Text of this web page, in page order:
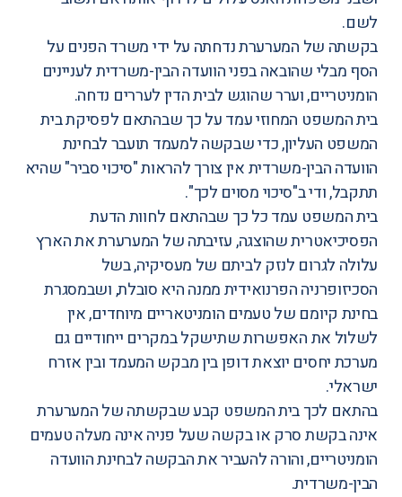
לשם.
בקשתה של המערערת נדחתה על ידי משרד הפנים על
הסף מבלי שהובאה בפני הוועדה הבין-משרדית לעניינים
הומניטריים, וערר שהוגש לבית הדין לעררים נדחה.
בית המשפט המחוזי עמד על כך שבהתאם לפסיקת בית
המשפט העליון, כדי שבקשה למעמד תועבר לבחינת
הוועדה הבין-משרדית אין צורך להראות "סיכוי סביר" שהיא
תתקבל, ודי ב"סיכוי מסוים לכך".
בית המשפט עמד כל כך שבהתאם לחוות הדעת
הפסיכיאטרית שהוצגה, עזיבתה של המערערת את הארץ
עלולה לגרום לנזק לביתם של מעסיקיה, בשל
הסכיזופרניה הפרנואידית ממנה היא סובלת, ושבמסגרת
בחינת קיומם של טעמים הומניטאריים מיוחדים, אין
לשלול את האפשרות שתישקל במקרים ייחודיים גם
מערכת יחסים יוצאת דופן בין מבקש המעמד ובין אזרח
ישראלי.
בהתאם לכך בית המשפט קבע שבקשתה של המערערת
אינה בקשת סרק או בקשה שעל פניה אינה מעלה טעמים
הומניטריים, והורה להעביר את הבקשה לבחינת הוועדה
הבין-משרדית.